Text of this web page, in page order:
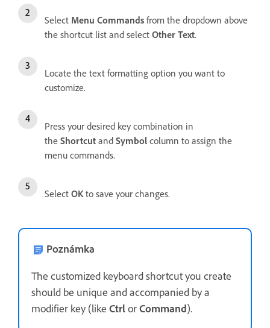
Select Menu Commands from the dropdown above
the shortcut list and select Other Text.
Locate the text formatting option you want to
customize.
Press your desired key combination in
the Shortcut and Symbol column to assign the
menu commands.
Select OKto save your changes.
Poznámka
The customized keyboard shortcut you create
should be unique and accompanied by a
modifier key (like CtrlorCommand).